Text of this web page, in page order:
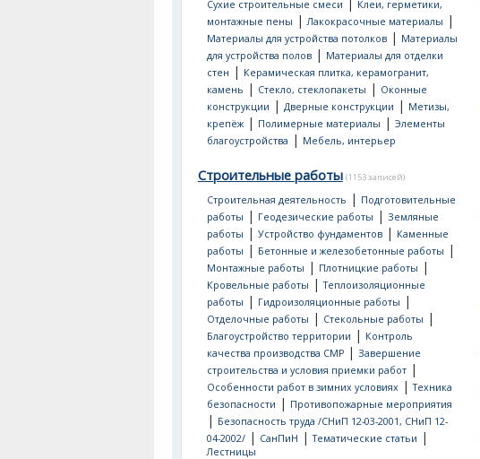
Сухие строительные смеси
Клеи, герметики,
монтажные пены |Лакокрасочные материалы |
Материалы для устройства потолков| Материалы
для устройства полов| Материалы для отделки
стен | Керамическая плитка, керамогранит,
камень | Стекло, стеклопакеты | Оконные
конструкции | Дверные конструкции | Метизы,
крепёж| Полимерные материалы | Элементы
благоустройства | Мебель, интерьер
Строительные работы (1153 записей)
Строительная деятельность | Подготовительные
работы | Геодезические работы | Земляные
работы | Устройство фундаментов| Каменные
работы | Бетонные и железобетонные работы |
Монтажные работы | Плотницкие работы |
Кровельные работы |Теплоизоляционные
работы | Гидроизоляционные работы |
Отделочные работы | Стекольные работы |
Благоустройство территории | Контроль
качества производства СМР| Завершение
строительства и условия приемки работ|
Особенности работ в зимних условиях|Техника
безопасности | Противопожарные мероприятия
| Безопасность труда /СНиП 12-03-2001, СНиП 12-
04-2002/| СанПиН |Тематические статьи |
Лестницы